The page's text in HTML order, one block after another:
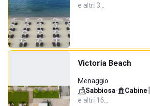
e altri 3…
Victoria Beach
Menaggio
Sabbiosa· Cabine·
e altri 16…